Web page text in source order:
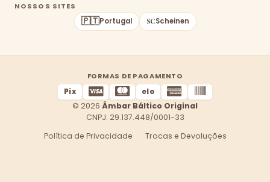
NOSSOS SITES
🇵🇹Portugal Scheinen
FORMAS DE PAGAMENTO
Pix
elo
© 2026 Âmbar Báltico Original
CNPJ: 29.137.448/0001-33
Política de Privacidade
Trocas e Devoluções